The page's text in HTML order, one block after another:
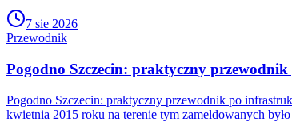
7 sie 2026
Przewodnik
Pogodno Szczecin: praktyczny
Pogodno Szczecin: praktyczny przewodnik po
kwietnia 2015 roku na terenie tym zameldowanych